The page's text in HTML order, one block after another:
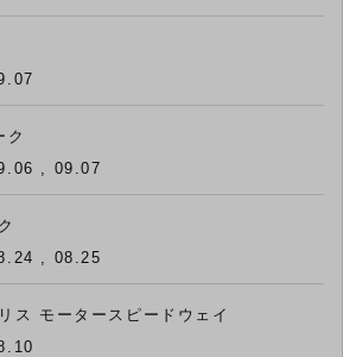
ク
, 09.07
, 08.25
ス モータースピードウェイ